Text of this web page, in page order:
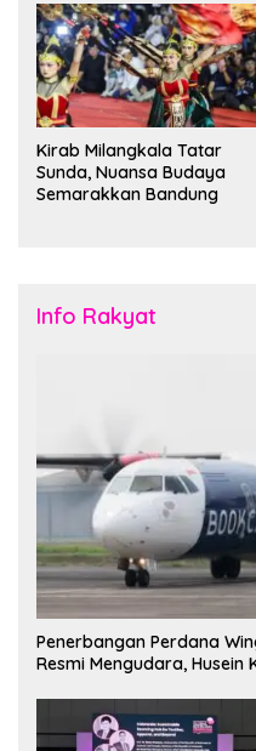
Kirab Milangkala Tatar
Sunda, Nuansa Budaya
Semarakkan Bandung
Info Rakyat
Penerbangan Perdana
Resmi Mengudara, Husein